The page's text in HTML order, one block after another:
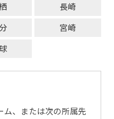
長崎
宮崎
ム、または次の所属先